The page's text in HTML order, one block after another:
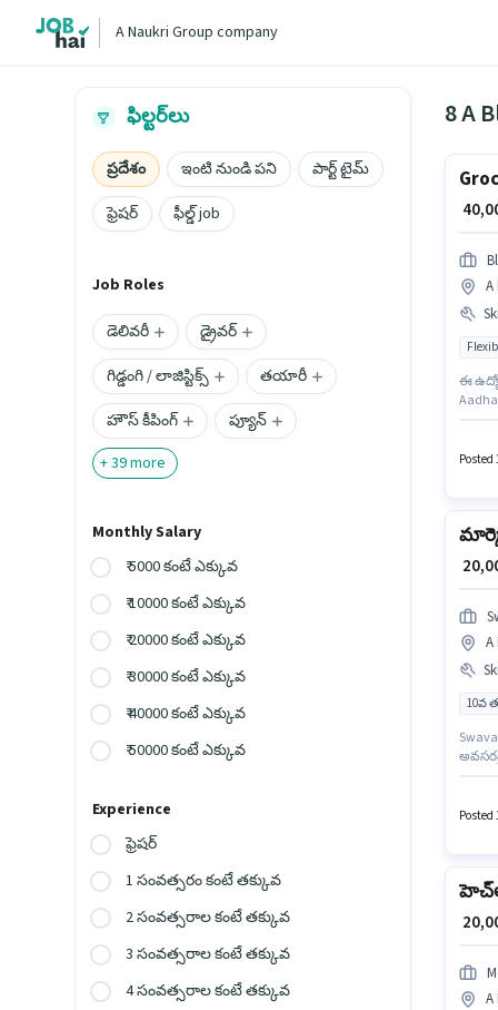
A Naukri Group company
ఫిల్టర్‌లు
ప్రదేశం ఇంటి నుండి పని
పార్ట్ టైమ్
ఫ్రెషర్
ఫీల్డ్ job
Job Roles
డెలివరీ
డ్రైవర్
గిడ్డంగి / లాజిస్టిక్స్
తయారీ
హౌస్ కీపింగ్
ప్యూన్
+39more
Monthly Salary
₹ 5000 కంటే ఎక్కువ
₹ 10000 కంటే ఎక్కువ
₹ 20000 కంటే ఎక్కువ
₹ 30000 కంటే ఎక్కువ
₹ 40000 కంటే ఎక్కువ
₹ 50000 కంటే ఎక్కువ
Experience
ఫ్రెషర్
1 సంవత్సరం కంటే తక్కువ
2 సంవత్సరాల కంటే తక్కువ
3 సంవత్సరాల కంటే తక్కువ
4 సంవత్సరాల కంటే తక్కువ
8 A
₹
ఈ
Posted
₹
10వ
Posted
₹